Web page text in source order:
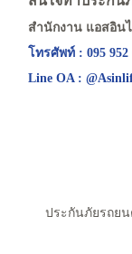
สำนักงาน แอสอิน
โทรศัพท์ : 095 952
Line OA :
ประกันภัยรถยน